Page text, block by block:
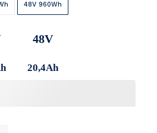
48V 960Wh
48V
20,4Ah